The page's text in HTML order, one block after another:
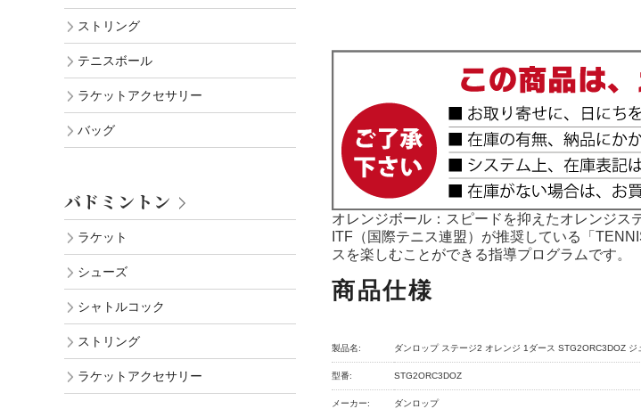
オレンジボール：スピードを抑えたオレンジス
ITF（国際テニス連盟）が推奨している「
スを楽しむことができる指導プログラムです。
商品仕様
製品名: ダンロップ ステージ2 オレンジ 1ダース STG2ORC3DOZ ジ
型番: STG2ORC3DOZ
メーカー: ダンロップ
ストリング
テニスボール
ラケットアクセサリー
バッグ
バドミントン
ラケット
シューズ
シャトルコック
ストリング
ラケットアクセサリー